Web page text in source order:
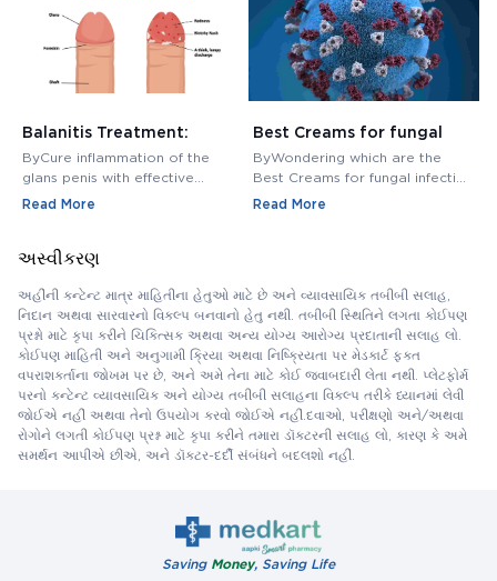
Balanitis Treatment:
Medications, Antibiotics,
and Creams
ByCure inflammation of the
glans penis with effective
balanitis treatment. Discover
Read More
Best Creams for fungal
infection in private area -
Buy Cream Online
ByWondering which are the
Best Creams for fungal infection
in private area? Buy Fungal
Read More
અસ્વીકરણ
અહીંની કન્ટેન્ટ માત્ર માહિતીના હેતુઓ માટે છે અને વ્યાવસાયિક તબીબી સલાહ,
નિદાન અથવા સારવારનો વિકલ્પ બનવાનો હેતુ નથી. તબીબી સ્થિતિને લગતા કોઈપણ
પ્રશ્નો માટે કૃપા કરીને ચિકિત્સક અથવા અન્ય યોગ્ય આરોગ્ય પ્રદાતાની સલાહ લો.
કોઈપણ માહિતી અને અનુગામી ક્રિયા અથવા નિષ્ક્રિયતા પર મેડકાર્ટ ફક્ત
વપરાશકર્તાના જોખમ પર છે, અને અમે તેના માટે કોઈ જવાબદારી લેતા નથી. પ્લેટફોર્મ
પરનો કન્ટેન્ટ વ્યાવસાયિક અને યોગ્ય તબીબી સલાહના વિકલ્પ તરીકે ધ્યાનમાં લેવી
જોઈએ નહીં અથવા તેનો ઉપયોગ કરવો જોઈએ નહીં.દવાઓ, પરીક્ષણો અને/અથવા
રોગોને લગતી કોઈપણ પ્રશ્ન માટે કૃપા કરીને તમારા ડૉક્ટરની સલાહ લો, કારણ કે અમે
સમર્થન આપીએ છીએ, અને ડૉક્ટર-દર્દી સંબંધને બદલશો નહીં.
Saving Money, Saving Life